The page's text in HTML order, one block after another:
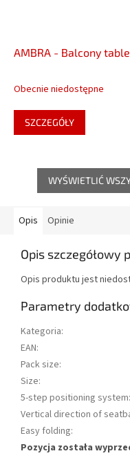
AMBRA - Balcony table
Obecnie niedostępne
SZCZEGÓŁY
WYŚWIETLIĆ
Opis Opinie
Opis szczegółowy
Opis produktu jest
Parametry
Kategoria:
EAN:
Pack size:
Size:
5-step positioning system:
Vertical direction of
Easy folding:
Pozycja została